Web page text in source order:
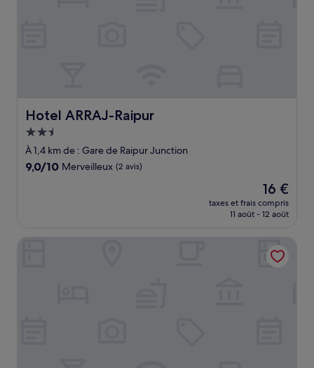
Hotel ARRAJ-Raipur
Hotel ARRAJ-Raipur
Hébergement
2.5 étoiles
À 1,4 km de : Gare de Raipur Junction
9.0
9,0/10 Merveilleux (2 avis)
Le
nouveau
prix
de
16 €
16 €
taxes et frais compris
11 août - 12 août